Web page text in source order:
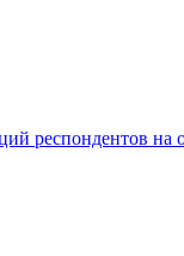
респондентов